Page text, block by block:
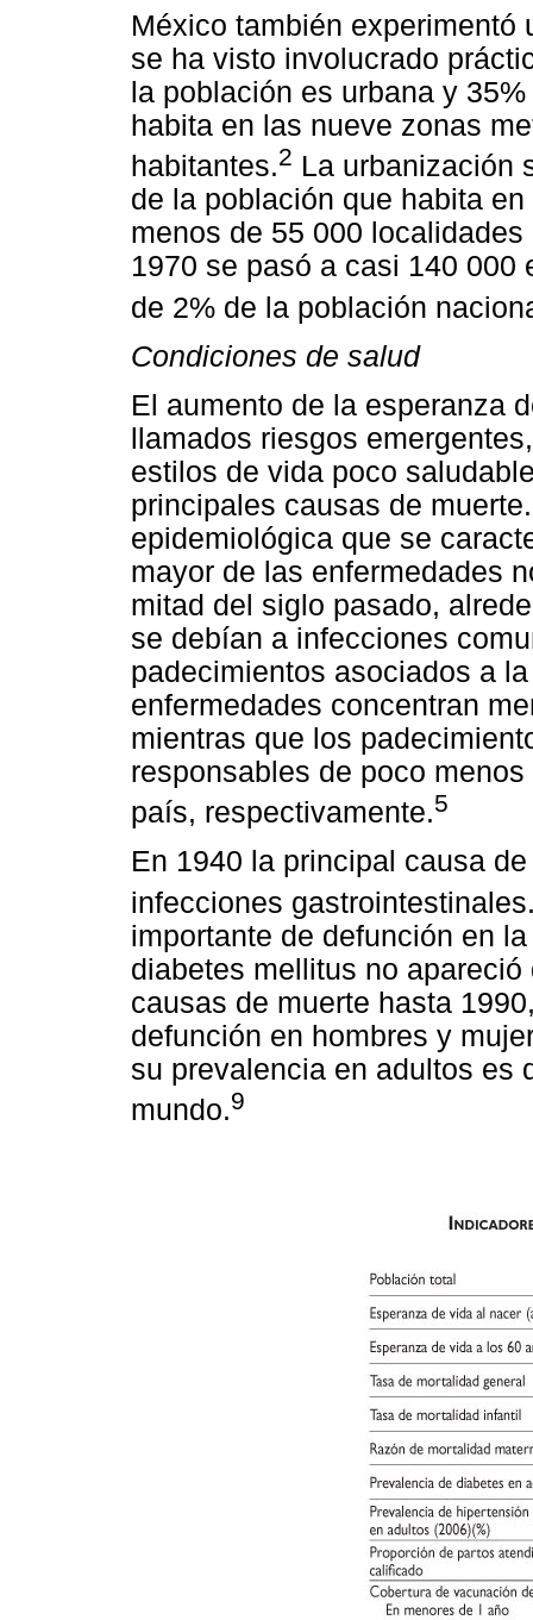
México también experimentó
se ha visto involucrado
la población es urbana y
habita en las nueve zonas
habitantes.2 La urbanización
de la población que habita
menos de 55 000
1970 se pasó a casi 140 000
de 2% de la población
Condiciones de salud
El aumento de la esperanza
llamados riesgos
estilos de vida poco
principales causas de
epidemiológica que se
mayor de las enfermedades
mitad del siglo pasado,
se debían a infecciones
padecimientos asociados a
enfermedades concentran
mientras que los
responsables de poco
país, respectivamente.5
En 1940 la principal causa
infecciones
importante de defunción en
diabetes mellitus no
causas de muerte hasta
defunción en hombres y
su prevalencia en adultos es
mundo.9